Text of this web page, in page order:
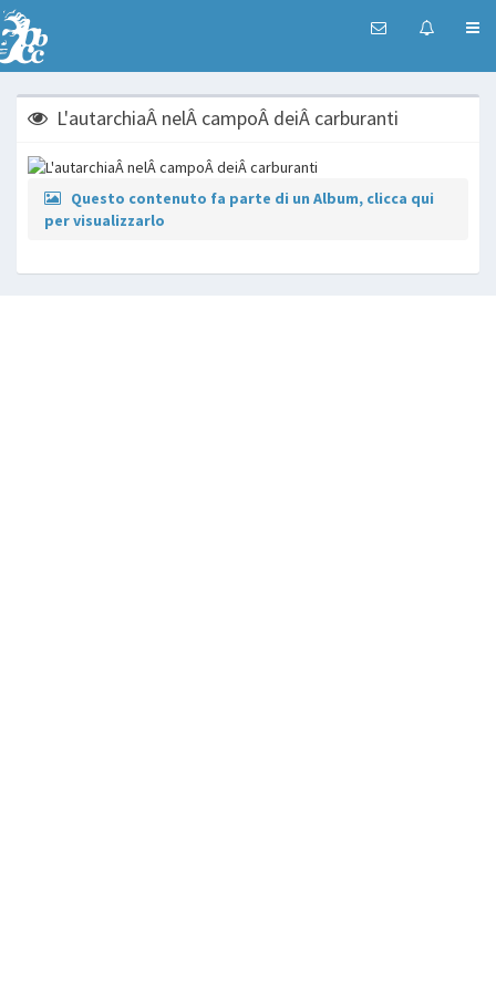
L'autarchiaÂ nelÂ campoÂ deiÂ carburanti
Questo contenuto fa parte di un Album, clicca qui
per visualizzarlo